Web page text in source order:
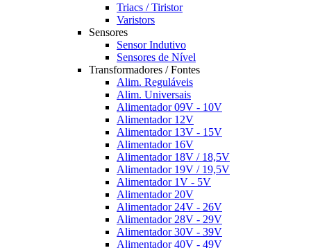
Triacs / Tiristor
Varistors
Sensores
Sensor Indutivo
Sensores de Nível
Transformadores / Fontes
Alim. Reguláveis
Alim. Universais
Alimentador 09V - 10V
Alimentador 12V
Alimentador 13V - 15V
Alimentador 16V
Alimentador 18V / 18,5V
Alimentador 19V / 19,5V
Alimentador 1V - 5V
Alimentador 20V
Alimentador 24V - 26V
Alimentador 28V - 29V
Alimentador 30V - 39V
Alimentador 40V - 49V